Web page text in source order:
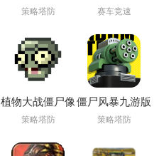
3mod
策略塔防
2debug版下载
赛车竞速
植物大战僵尸像
素版手机下载安
策略塔防
僵尸风暴九游版
策略塔防